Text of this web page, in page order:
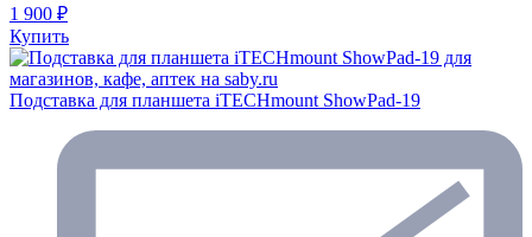
1 900 ₽
Купить
Подставка для планшета iTECHmount ShowPad-19